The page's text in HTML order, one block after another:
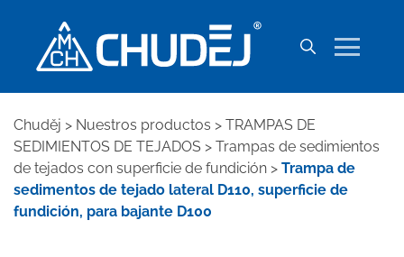
Chuděj > Nuestros productos > TRAMPAS DE
SEDIMIENTOS DE TEJADOS > Trampas de sedimientos
de tejados con superficie de fundición > Trampa de
sedimentos de tejado lateral D110, superficie de
fundición, para bajante D100